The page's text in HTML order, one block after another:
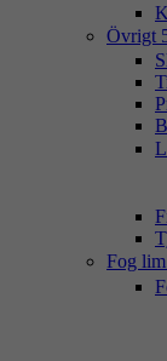
Övrigt
Fog